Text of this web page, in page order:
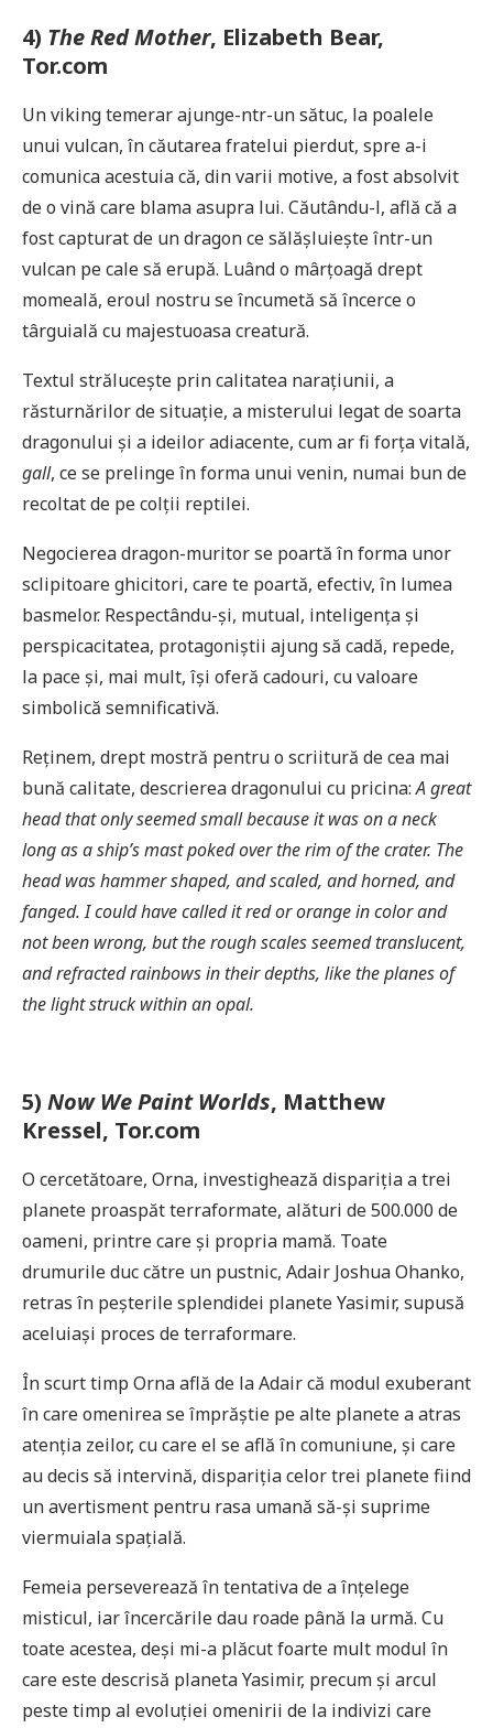
4) The Red Mother, Elizabeth Bear,
Tor.com
Un viking temerar ajunge-ntr-un sătuc, la poalele
unui vulcan, în căutarea fratelui pierdut, spre a-i
comunica acestuia că, din varii motive, a fost absolvit
de o vină care blama asupra lui. Căutându-l, află că a
fost capturat de un dragon ce sălășluiește într-un
vulcan pe cale să erupă. Luând o mârțoagă drept
momeală, eroul nostru se încumetă să încerce o
târguială cu majestuoasa creatură.
Textul strălucește prin calitatea narațiunii, a
răsturnărilor de situație, a misterului legat de soarta
dragonului și a ideilor adiacente, cum ar fi forța vitală,
gall, ce se prelinge în forma unui venin, numai bun de
recoltat de pe colții reptilei.
Negocierea dragon-muritor se poartă în forma unor
sclipitoare ghicitori, care te poartă, efectiv, în lumea
basmelor. Respectându-și, mutual, inteligența și
perspicacitatea, protagoniștii ajung să cadă, repede,
la pace și, mai mult, își oferă cadouri, cu valoare
simbolică semnificativă.
Reținem, drept mostră pentru o scriitură de cea mai
bună calitate, descrierea dragonului cu pricina:A great
head that only seemed small because it was on a neck
long as a ship’s mast poked over the rim of the crater. The
head was hammer shaped, and scaled, and horned, and
fanged. I could have called it red or orange in color and
not been wrong, but the rough scales seemed translucent,
and refracted rainbows in their depths, like the planes of
the light struck within an opal.
5) Now We Paint Worlds, Matthew
Kressel, Tor.com
O cercetătoare, Orna, investighează dispariția a trei
planete proaspăt terraformate, alături de 500.000 de
oameni, printre care și propria mamă. Toate
drumurile duc către un pustnic, Adair Joshua Ohanko,
retras în peșterile splendidei planete Yasimir, supusă
aceluiași proces de terraformare.
În scurt timp Orna află de la Adair că modul exuberant
în care omenirea se împrăștie pe alte planete a atras
atenția zeilor, cu care el se află în comuniune, și care
au decis să intervină, dispariția celor trei planete fiind
un avertisment pentru rasa umană să-și suprime
viermuiala spațială.
Femeia perseverează în tentativa de a înțelege
misticul, iar încercările dau roade până la urmă. Cu
toate acestea, deși mi-a plăcut foarte mult modul în
care este descrisă planeta Yasimir, precum și arcul
peste timp al evoluției omenirii de la indivizi care